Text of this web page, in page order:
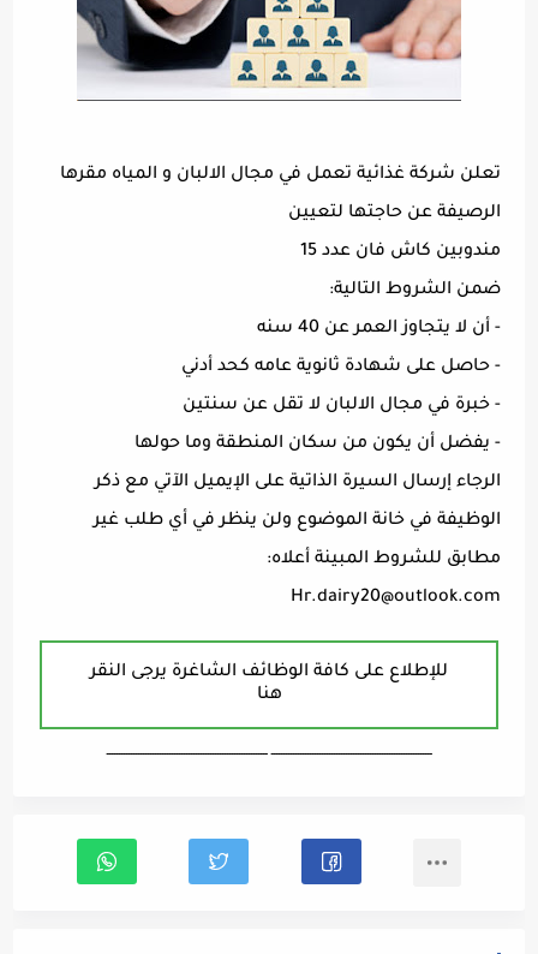
تعلن شركة غذائية تعمل في مجال الالبان و المياه مقرها
الرصيفة عن حاجتها لتعيين
مندوبين كاش فان عدد 15
ضمن الشروط التالية:
- أن لا يتجاوز العمر عن 40 سنه
- حاصل على شهادة ثانوية عامه كحد أدني
- خبرة في مجال الالبان لا تقل عن سنتين
- يفضل أن يكون من سكان المنطقة وما حولها
الرجاء إرسال السيرة الذاتية على الإيميل الآتي مع ذكر
الوظيفة في خانة الموضوع ولن ينظر في أي طلب غير
مطابق للشروط المبينة أعلاه:
Hr.dairy20@outlook.com
للإطلاع على كافة الوظائف الشاغرة يرجى النقر
هنا
ـــــــــــــــــــــــــــــــــــــــــــــــــــــــــــــــــــ ـــــــــــــــــــــــــــــــــــــــــــــــــــــــــــــــــــ